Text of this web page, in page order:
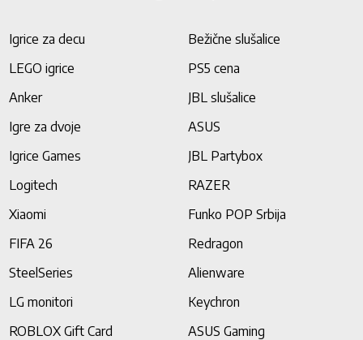
Igrice za decu
Bežične slušalice
LEGO igrice
PS5 cena
Anker
JBL slušalice
Igre za dvoje
ASUS
Igrice Games
JBL Partybox
Logitech
RAZER
Xiaomi
Funko POP Srbija
FIFA 26
Redragon
SteelSeries
Alienware
LG monitori
Keychron
ROBLOX Gift Card
ASUS Gaming